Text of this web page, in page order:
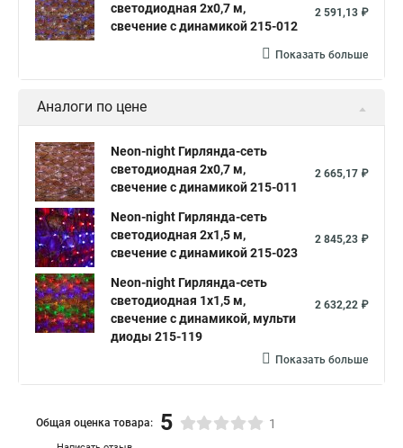
светодиодная 2х0,7 м,
свечение с динамикой 215-012
2 591,13 ₽
Показать больше
Аналоги по цене
Neon-night Гирлянда-сеть
светодиодная 2х0,7 м,
свечение с динамикой 215-011
2 665,17 ₽
Neon-night Гирлянда-сеть
светодиодная 2х1,5 м,
свечение с динамикой 215-023
2 845,23 ₽
Neon-night Гирлянда-сеть
светодиодная 1х1,5 м,
свечение с динамикой, мульти
диоды 215-119
2 632,22 ₽
Показать больше
Общая оценка товара: 5 1